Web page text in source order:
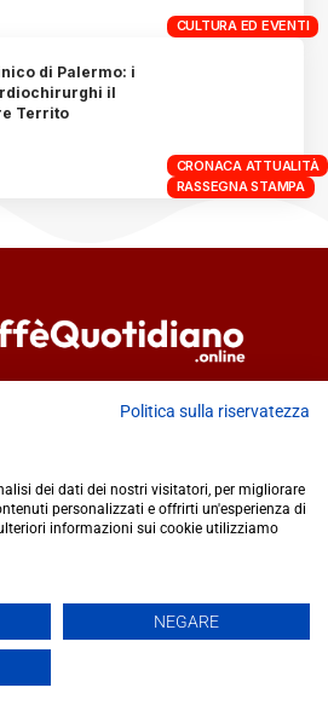
CULTURA ED EVENTI
CRONACA ATTUALITÀ
RASSEGNA STAMPA
di Palermo: i
il
Territo
Fiorella Falci
92076900858
Chi siamo
è una testata giornalistica registrata
n.02/2024 del 17/07/2024 |
da
Politica sulla riservatezza
dei dati dei nostri visitatori, per migliorare
personalizzati e offrirti un'esperienza di
informazioni sui cookie utilizziamo
NEGARE